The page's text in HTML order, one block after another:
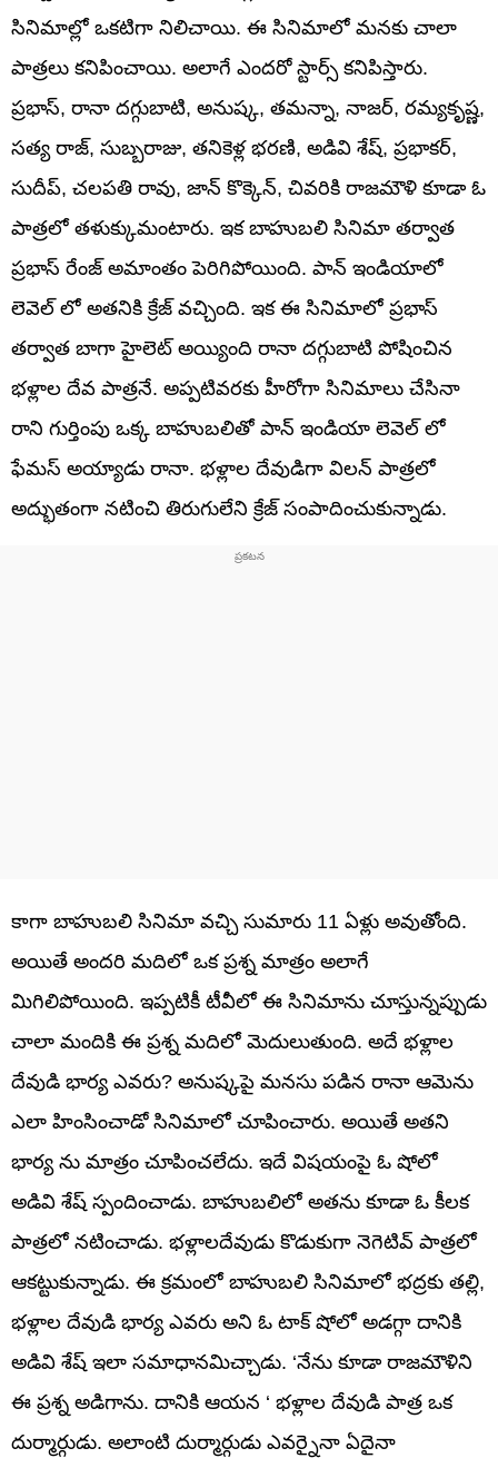
సినిమాల్లో ఒకటిగా నిలిచాయి. ఈ సినిమాలో మనకు చాలా
పాత్రలు కనిపించాయి. అలాగే ఎందరో స్టార్స్ కనిపిస్తారు.
ప్రభాస్, రానా దగ్గుబాటి, అనుష్క, తమన్నా, నాజర్, రమ్యకృష్ణ,
సత్య రాజ్, సుబ్బరాజు, తనికెళ్ల భరణి, అడివి శేష్, ప్రభాకర్,
సుదీప్, చలపతి రావు, జాన్ కొక్కెన్, చివరికి రాజమౌళి కూడా ఓ
పాత్రలో తళుక్కుమంటారు. ఇక బాహుబలి సినిమా తర్వాత
ప్రభాస్ రేంజ్ అమాంతం పెరిగిపోయింది. పాన్ ఇండియాలో
లెవెల్ లో అతనికి క్రేజ్ వచ్చింది. ఇక ఈ సినిమాలో ప్రభాస్
తర్వాత బాగా హైలెట్ అయ్యింది రానా దగ్గుబాటి పోషించిన
భళ్లాల దేవ పాత్రనే. అప్పటివరకు హీరోగా సినిమాలు చేసినా
రాని గుర్తింపు ఒక్క బాహుబలితో పాన్ ఇండియా లెవెల్ లో
ఫేమస్ అయ్యాడు రానా. భళ్లాల దేవుడిగా విలన్ పాత్రలో
అద్భుతంగా నటించి తిరుగులేని క్రేజ్ సంపాదించుకున్నాడు.
కాగా బాహుబలి సినిమా వచ్చి సుమారు 11 ఏళ్లు అవుతోంది.
అయితే అందరి మదిలో ఒక ప్రశ్న మాత్రం అలాగే
మిగిలిపోయింది. ఇప్పటికీ టీవీలో ఈ సినిమాను చూస్తున్నప్పుడు
చాలా మందికి ఈ ప్రశ్న మదిలో మెదులుతుంది. అదే భళ్లాల
దేవుడి భార్య ఎవరు? అనుష్కపై మనసు పడిన రానా ఆమెను
ఎలా హింసించాడో సినిమాలో చూపించారు. అయితే అతని
భార్య ను మాత్రం చూపించలేదు. ఇదే విషయంపై ఓ షోలో
అడివి శేష్ స్పందించాడు. బాహుబలిలో అతను కూడా ఓ కీలక
పాత్రలో నటించాడు. భళ్లాలదేవుడు కొడుకుగా నెగెటివ్ పాత్రలో
ఆకట్టుకున్నాడు. ఈ క్రమంలో బాహుబలి సినిమాలో భద్రకు తల్లి,
భళ్లాల దేవుడి భార్య ఎవరు అని ఓ టాక్ షోలో అడగ్గా దానికి
అడివి శేష్ ఇలా సమాధానమిచ్చాడు. ‘నేను కూడా రాజమౌళిని
ఈ ప్రశ్న అడిగాను. దానికి ఆయన ‘ భళ్లాల దేవుడి పాత్ర ఒక
దుర్మార్గుడు. అలాంటి దుర్మార్గుడు ఎవర్నైనా ఏదైనా